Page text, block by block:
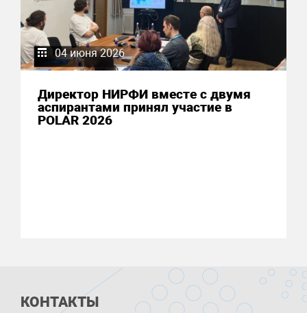
04 июня 2026
Директор НИРФИ вместе с двумя
аспирантами принял участие в
POLAR 2026
КОНТАКТЫ